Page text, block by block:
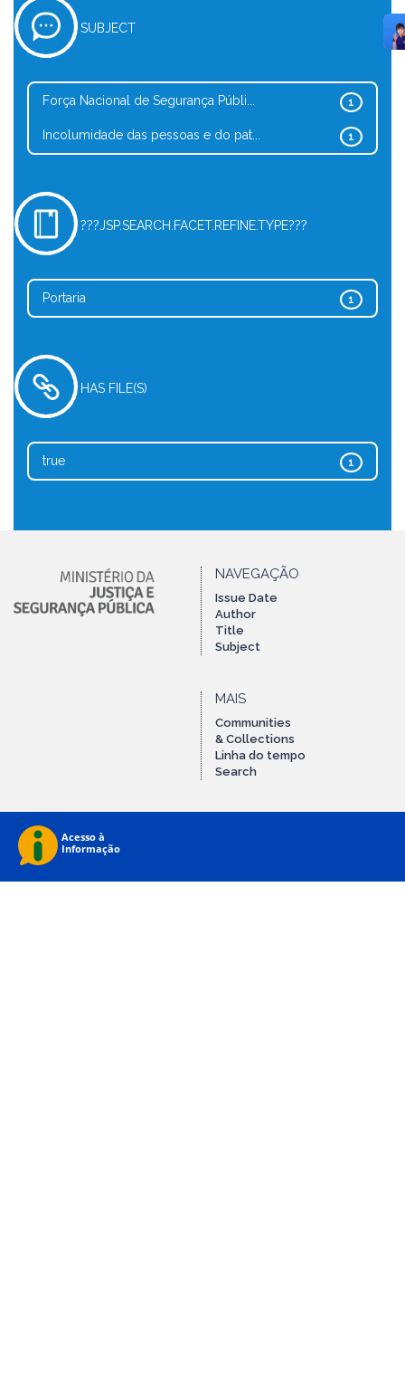
SUBJECT
1
Força Nacional de Segurança Públi...
1
Incolumidade das pessoas e do pat...
???JSP.SEARCH.FACET.REFINE.TYPE???
1
Portaria
HAS FILE(S)
1
true
NAVEGAÇÃO
Issue Date
Author
Title
Subject
MAIS
Communities
& Collections
Linha do tempo
Search